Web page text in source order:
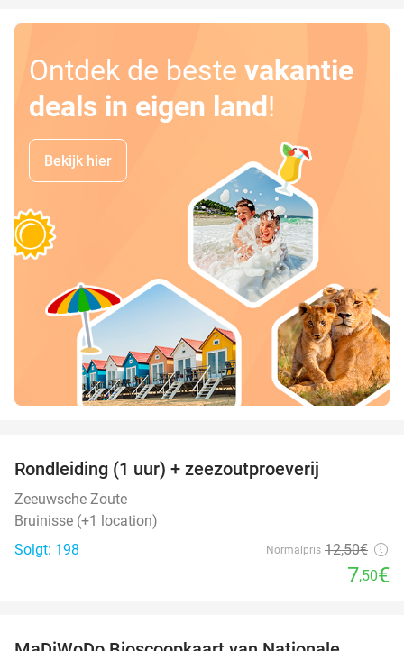
Ontdek de beste vakantie
deals in eigen land!
Bekijk hier
Rondleiding (1 uur) + zeezoutproeverij
Zeeuwsche Zoute
Bruinisse (+1 location)
Solgt: 198
Normalpris 12,50€
7,50€